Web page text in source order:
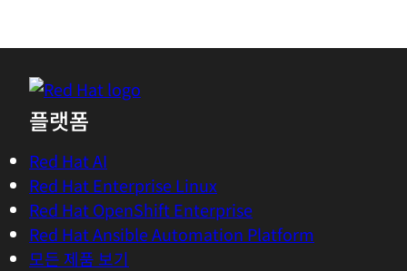
플랫폼
Red Hat AI
Red Hat Enterprise Linux
Red Hat OpenShift Enterprise
Red Hat Ansible Automation Platform
모든 제품 보기